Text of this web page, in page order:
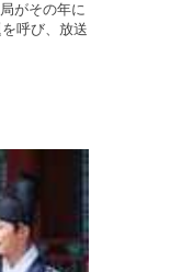
がその年に
呼び、放送